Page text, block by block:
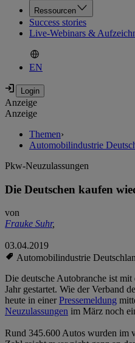
Ressourcen
Success stories
Live-Webinars &
EN
Anzeige
Anzeige
Themen›
Automobilindustrie
Pkw-Neuzulassungen
Die Deutschen kaufen
von
Frauke Suhr,
03.04.2019
Automobilindustrie
Die deutsche Autobranche ist
Jahr gestartet. Wie der Verband
heute in einerPressemeldung
Neuzulassungen im März noch
Rund 345.600 Autos wurden im